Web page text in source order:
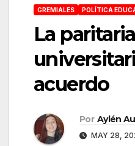
GREMIALES POLÍTICA
La paritaria
acuerdo
Por Aylén
MAY 28,